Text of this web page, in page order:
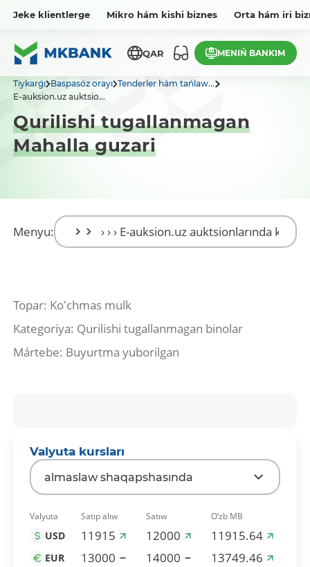
Jeke klientlerge Mikro hám kishi biznes Orta hám iri
QAR MENIŃ BANKIM
Tiykarǵı Baspasóz orayı Tenderler hám tańlaw...
E-auksion.uz auktsio...
Qurilishi tugallanmagan
Mahalla guzari
Menyu:
Topar: Koʻchmas mulk
Kategoriya: Qurilishi tugallanmagan binolar
Mártebe: Buyurtma yuborilgan
Valyuta kursları
almaslaw shaqapshasında
Valyuta Satıp alıw Satıw O‘zb MB
USD 11915 12000 11915.64
EUR 13000 14000 13749.46